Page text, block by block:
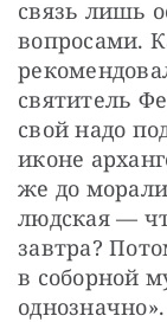
связь лишь
вопросами.
святитель
свой надо
иконе
же до
людская —
завтра?
в соборной
однозначно».